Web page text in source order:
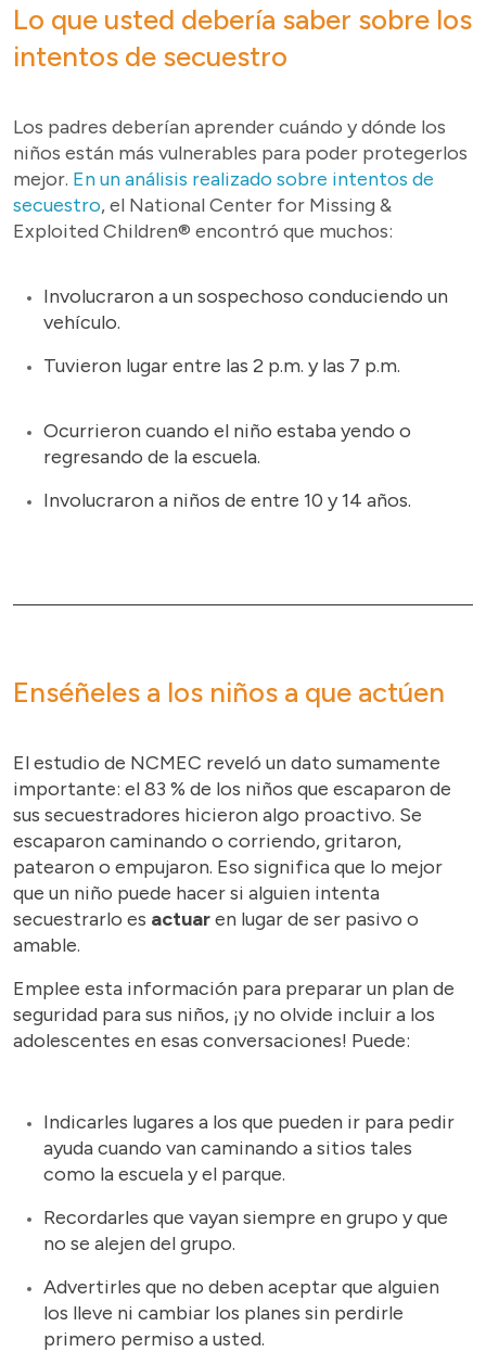
Lo que usted debería saber sobre los
intentos de secuestro
Los padres deberían aprender cuándo y dónde los
niños están más vulnerables para poder protegerlos
mejor. En un análisis realizado sobre intentos de
secuestro, el National Center for Missing &
Exploited Children® encontró que muchos:
Involucraron a un sospechoso conduciendo un
vehículo.
Tuvieron lugar entre las 2 p.m. y las 7 p.m.
Ocurrieron cuando el niño estaba yendo o
regresando de la escuela.
Involucraron a niños de entre 10 y 14 años.
Enséñeles a los niños a que actúen
El estudio de NCMEC reveló un dato sumamente
importante: el 83 % de los niños que escaparon de
sus secuestradores hicieron algo proactivo. Se
escaparon caminando o corriendo, gritaron,
patearon o empujaron. Eso significa que lo mejor
que un niño puede hacer si alguien intenta
secuestrarlo es actuaren lugar de ser pasivo o
amable.
Emplee esta información para preparar un plan de
seguridad para sus niños, ¡y no olvide incluir a los
adolescentes en esas conversaciones! Puede:
Indicarles lugares a los que pueden ir para pedir
ayuda cuando van caminando a sitios tales
como la escuela y el parque.
Recordarles que vayan siempre en grupo y que
no se alejen del grupo.
Advertirles que no deben aceptar que alguien
los lleve ni cambiar los planes sin perdirle
primero permiso a usted.